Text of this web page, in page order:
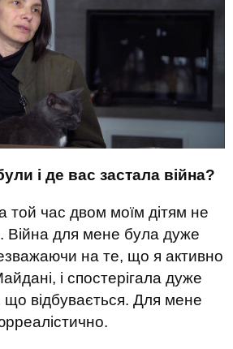
і де вас застала війна?
той час двом моїм дітям не
Війна для мене була дуже
на те, що я активно
і спостерігала дуже
відбувається. Для мене